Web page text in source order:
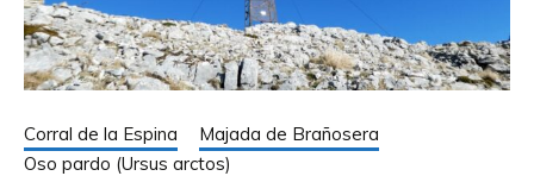
Corral de la Espina
Majada de Brañosera
Oso pardo (Ursus arctos)